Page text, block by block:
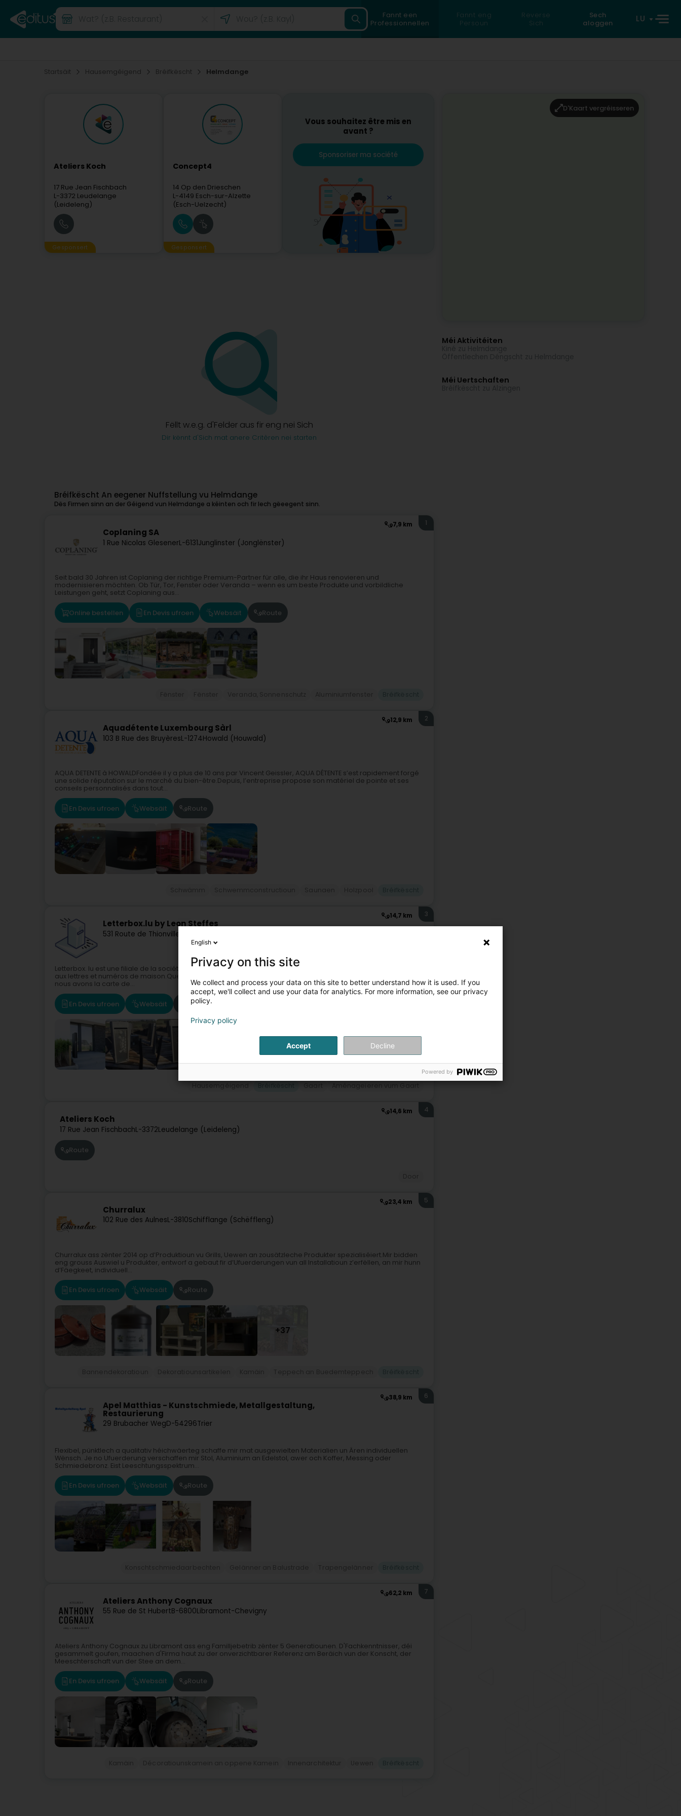
Fannt een
Professionnellen
Fannt eng
Persoun
Reverse
Sich
Sech
aloggen
LU
Startsäit Hausemgéigend Bréifkëscht Helmdange
Ateliers Koch
17 Rue Jean Fischbach
L-3372 Leudelange
(Leideleng)
Gesponsert
Concept4
14 Op den Drieschen
L-4149 Esch-sur-Alzette
(Esch-Uelzecht)
Gesponsert
Vous souhaitez être mis en
avant ?
Sponsoriser ma société
Fëllt w.e.g. d'Felder aus fir eng nei Sich
Dir kënnt d'Sich mat anere Critèren nei starten
Bréifkëscht An eegener Nuffstellung vu Helmdange
Dës Firmen sinn an der Géigend vun Helmdange a kéinten och fir Iech gëeegent sinn.
7,9 km
Coplaning SA
1 Rue Nicolas GlesenerL-6131Junglinster (Jonglënster)
1
Seit bald 30 Jahren ist Coplaning der richtige Premium-Partner für alle, die ihr Haus renovieren und
modernisieren möchten. Ob Tür, Tor, Fenster oder Veranda – wenn es um beste Produkte und vorbildliche
Leistungen geht, setzt Coplaning aus...
Online bestellen En Devis ufroen Websäit Route
12,9 km
Aquadétente Luxembourg Sàrl
103 B Rue des BruyèresL-1274Howald (Houwald)
2
AQUA DETENTE à HOWALDFondée il y a plus de 10 ans par Vincent Geissler, AQUA DÉTENTE s’est rapidement forgé
une solide réputation sur le marché du bien-être.Depuis, l’entreprise propose son matériel de pointe et ses
conseils personnalisés dans tout...
En Devis ufroen Websäit Route
14,7 km
Letterbox.lu by Leon Steffes
531 Route de Thionville
3
Letterbox. lu est une filiale de la société Léon Steffes SA située à Alzingen, spécialisée dans la vente de boîtes
aux lettres et numéros de maison.Que vous soyez propriétaire d'une maison traditionnelle ou contemporaine,
nous avons la carte de...
En Devis ufroen Websäit Route
+4
Gaart Aménageieren vum Gaart
14,6 km
Ateliers Koch
17 Rue Jean FischbachL-3372Leudelange (Leideleng)
4
Route
23,4 km
Churralux
102 Rue des AulnesL-3810Schifflange (Schëffleng)
5
Churralux ass zënter 2014 op d’Produktioun vu Grills, Uewen an zousätzleche Produkter spezialiséiert.Mir bidden
eng grouss Auswiel u Produkter, entworf a gebaut fir d’Ufuerderungen vun all Installatioun z’erfëllen, an mir hunn
d’Fäegkeet, individuell...
En Devis ufroen Websäit Route
+37
38,9 km
Apel Matthias - Kunstschmiede, Metallgestaltung,
Restaurierung
29 Brubacher WegD-54296Trier
6
Flexibel, pünktlech a qualitativ héichwäerteg schaffe mir mat ausgewielten Materialien un Ären individuellen
Wënsch. Je no Ufuerderung verschaffen mir Stol, Aluminium an Edelstol, awer och Koffer, Messing oder
Schmiedebronz. Eist Leeschtungsspektrum...
En Devis ufroen Websäit Route
62,2 km
Ateliers Anthony Cognaux
55 Rue de St HubertB-6800Libramont-Chevigny
7
Ateliers Anthony Cognaux zu Libramont ass eng Familljebetrib zënter 5 Generatiounen. D'Fachkenntnisser, déi
gesammelt goufen, maachen d'Firma haut zu der onverzichtbarer Referenz am Beräich vun der Konscht, der
Meeschterschaft vun der Stee an dem...
En Devis ufroen Websäit Route
D'Kaart vergréisseren
Méi Aktivitéiten
Méi Uertschaften
English
Privacy on this site
We collect and process your data on this site to better understand how it is used. If you
accept, we'll collect and use your data for analytics. For more information, see our privacy
policy.
Privacy policy
Accept Decline
Powered by